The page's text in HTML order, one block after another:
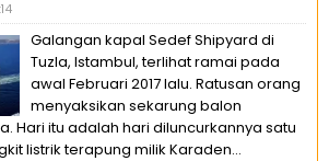
Galangan kapal Sedef Shipyard di
Tuzla, Istambul, terlihat ramai pada
awal Februari 2017 lalu. Ratusan orang
menyaksikan sekarung balon
Hari itu adalah hari diluncurkannya satu
listrik terapung milik Karaden...